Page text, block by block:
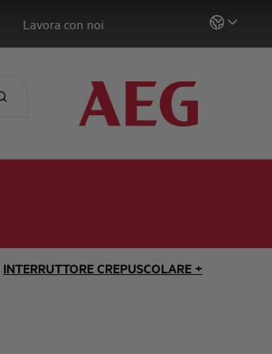
Lavora con noi
INTERRUTTORE CREPUSCOLARE +